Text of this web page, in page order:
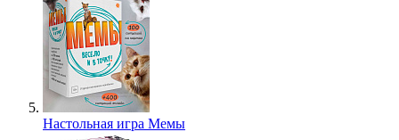
Настольная игра Мемы